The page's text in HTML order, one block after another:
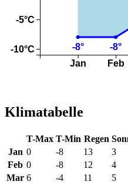
Klimatabelle
T-Max T-Min Regen
Jan 0 -8 13
3
Feb 0 -8 12
4
Mar 6 -4 11
5